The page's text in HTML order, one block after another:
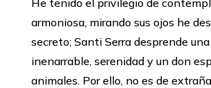
He tenido el privilegio de
armoniosa, mirando sus ojos he
secreto; Santi Serra desprende
inenarrable, serenidad y un don
animales. Por ello, no es de